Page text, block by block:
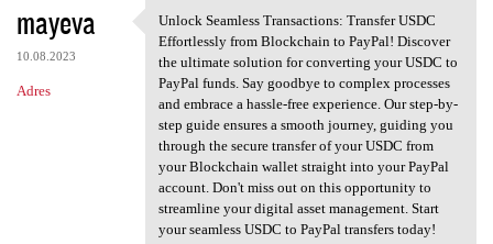
mayeva
10.08.2023
Adres
Unlock Seamless Transactions:
Unlock Seamless Transactions: Transfer USDC
Effortlessly from Blockchain to PayPal! Discover
the ultimate solution for converting your USDC to
PayPal funds. Say goodbye to complex processes
and embrace a hassle-free experience. Our step-by-
step guide ensures a smooth journey, guiding you
through the secure transfer of your USDC from
your Blockchain wallet straight into your PayPal
account. Don't miss out on this opportunity to
streamline your digital asset management. Start
your seamless USDC to PayPal transfers today!